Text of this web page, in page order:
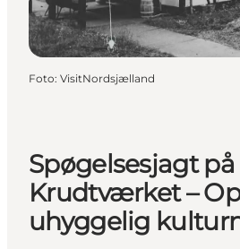
Foto: VisitNordsjælland
Spøgelsesjagt på
Krudtværket –
uhyggelig